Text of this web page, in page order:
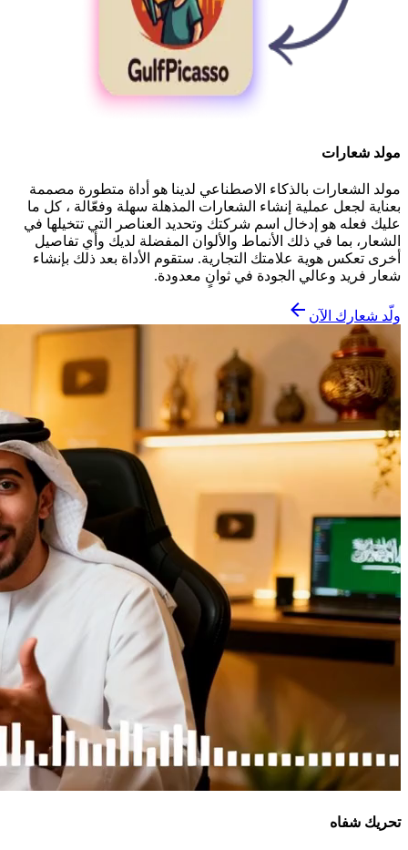
مولد شعارات
مولد الشعارات بالذكاء الاصطناعي لدينا هو أداة متطورة مصممة
بعناية لجعل عملية إنشاء الشعارات المذهلة سهلة وفعّالة ، كل ما
عليك فعله هو إدخال اسم شركتك وتحديد العناصر التي تتخيلها في
الشعار، بما في ذلك الأنماط والألوان المفضلة لديك وأي تفاصيل
أخرى تعكس هوية علامتك التجارية. ستقوم الأداة بعد ذلك بإنشاء
شعار فريد وعالي الجودة في ثوانٍ معدودة.
ولّد شعارك الآن
تحريك شفاه